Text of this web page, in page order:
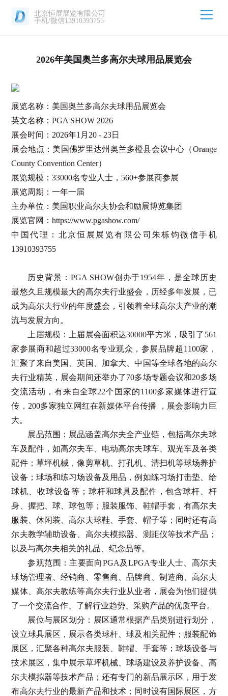
北京恒展展览有限公司
手机/微信13910393755
2026年美国奥兰多高尔夫球用品展览会
展览名称：美国奥兰多高尔夫球用品展览会
英文名称：PGA SHOW 2026
展会时间： 2026年1 月 20 - 23日
展会地点：美国佛罗里达州奥兰多橙县会议中心（Orange
County Convention Center）
展览规模：33000名专业人士， 560+参展商参展
展览周期：一年一届
主办单位：美国职业高尔夫协会和励展博览集团
展览官网：https://www.pgashow.com/
中国代理：北京恒展展览有限公司朱栎钧微信手机
13910393755
历史背景： PGA SHOW创办于1954年，是全球历史
最悠久且规模最大的高尔夫行业盛会，历经多年发展，已
成为高尔夫行业的年度盛会，引领着全球高尔夫产业的潮
流与发展方向。
上届规模：上届展会面积达30000平方米，吸引了 561
家参展商和超过33000名专业观众，参展品牌超 1100家，
汇聚了来自美国、英国、加拿大、中国等全球各地的高尔
夫行业精英，展会期间还举办了70多场专题会议和20多场
交流活动，有来自全球22个国家的1100多家媒体进行宣
传， 200多家独立网红在新媒体平台传播 ，展会影响力巨
大。
展品范围：展品涵盖高尔夫全产业链，包括高尔夫球
车及配件，如高尔夫车、电动高尔夫球车、观光车及各类
配件；草坪机械，像剪草机、打孔机、清扫机等球场养护
设备；球场和练习场设备及用品，例如练习场打击垫、给
球机、收球设备等；球杆和球具及配件，包含球杆、杆
身、握把、球、球包等；服装服饰、鞋帽手套，有高尔夫
服装、休闲装、高尔夫球鞋、手套、帽子等；同时还有高
尔夫教学辅助设备、高尔夫模拟器、测距仪等技术产品；
以及与高尔夫相关的礼品、纪念品等。
参观范围：主要面向PGA 及 LPGA专业人士、高尔夫
球场管理者、经销商、零售商、品牌商、制造商、高尔夫
媒体、高尔夫教练等高尔夫行业从业者，展会为他们提供
了一个交流合作、了解行业趋势、采购产品的优质平台。
展位与展区划分：展区通常根据产品类别进行划分，
设立球具展区，展示各类球杆、球及相关配件；服装配饰
展区，汇聚各种高尔夫服装、鞋帽、手套等；球场设备与
技术展区，集中展示草坪机械、球场建设及养护设备、高
尔夫模拟器等技术产品；还有专门的新品展示区，用于发
布高尔夫行业的最新产品和技术；同时设有国际展区，方